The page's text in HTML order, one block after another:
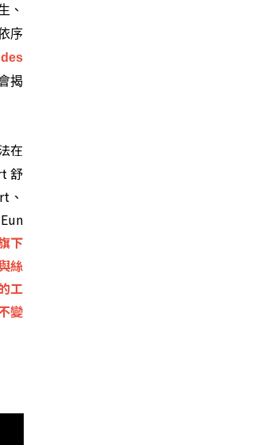
、
序
揭
在
舒
、
下
絲
工
變